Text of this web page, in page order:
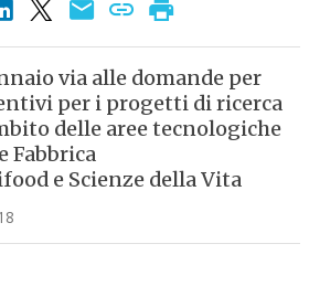
via alle domande per
per i progetti di ricerca
delle aree tecnologiche
Fabbrica
e Scienze della Vita